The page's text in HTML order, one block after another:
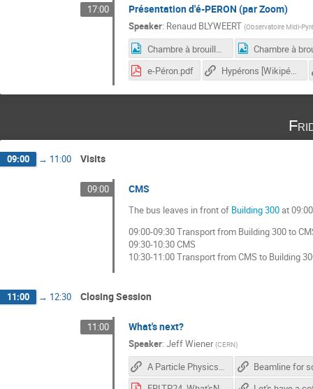
17:00 Présentation d'é-PERON (par Zoom)
Speaker: Renaud BLYWEERT (Observatoire Midi-
Chambre à brouillard - alpha.jpg
e-Péron.pdf
Hypérons [Wikipédia]
09:00 → 11:00 Visits
09:00 CMS
The bus leaves in front of Building 300at
09:00-09:30 Transport from Building 300 to
09:30-10:30 CMS
10:30-11:00 Transport from CMS to Building
11:00 → 12:30 Closing Session
11:00 What's next?
Speaker: Jeff Wiener (CERN)
A Particle Physics Course for High-School Students